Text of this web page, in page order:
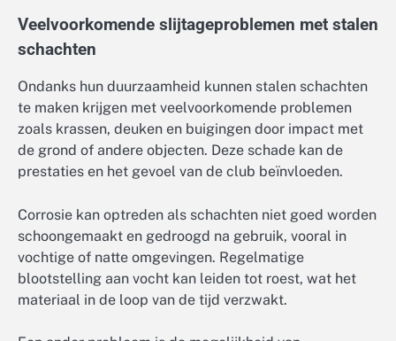
Veelvoorkomende slijtageproblemen met stalen
schachten
Ondanks hun duurzaamheid kunnen stalen schachten
te maken krijgen met veelvoorkomende problemen
zoals krassen, deuken en buigingen door impact met
de grond of andere objecten. Deze schade kan de
prestaties en het gevoel van de club beïnvloeden.
Corrosie kan optreden als schachten niet goed worden
schoongemaakt en gedroogd na gebruik, vooral in
vochtige of natte omgevingen. Regelmatige
blootstelling aan vocht kan leiden tot roest, wat het
materiaal in de loop van de tijd verzwakt.